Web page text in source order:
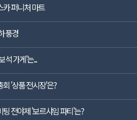
퍼니처 마트
풍경
석 가게'는...
'상품 전시장'은?
전야제 '보르샤임 파티'는?